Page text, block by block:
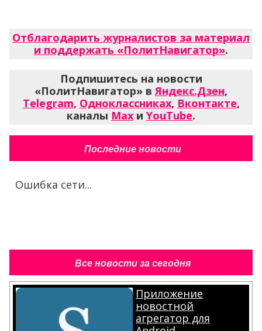
Отблагодарить журналистов за материал
и поддержать «ПолитНавигатор».
Подпишитесь на новости
«ПолитНавигатор» вЯндекс.Дзен,
Telegram, Одноклассниках, Вконтакте,
каналы Max и YouTube.
Последние новости
Ошибка сети...
Все новости за сегодня
Приложение
новостной
агрегатор для